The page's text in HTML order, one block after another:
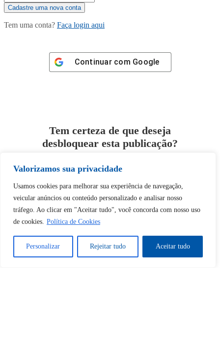
Valorizamos sua privacidade
Usamos cookies para melhorar sua experiência de navegação,
veicular anúncios ou conteúdo personalizado e analisar nosso
tráfego. Ao clicar em "Aceitar tudo", você concorda com nosso uso
de cookies. Política de Cookies
Personalizar Rejeitar tudo Aceitar tudo
Tem uma conta? Faça login aqui
Continuar com Google
Tem certeza de que deseja
desbloquear esta publicação?
Desbloquear esquerda : 0
Sim Não